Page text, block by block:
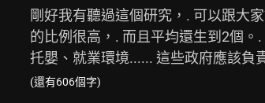
剛好我有聽過這個研究，. 可以跟大
的比例很高，. 而且平均還生到2個。
托嬰、就業環境...... 這些政府應該負
(還有606個字)